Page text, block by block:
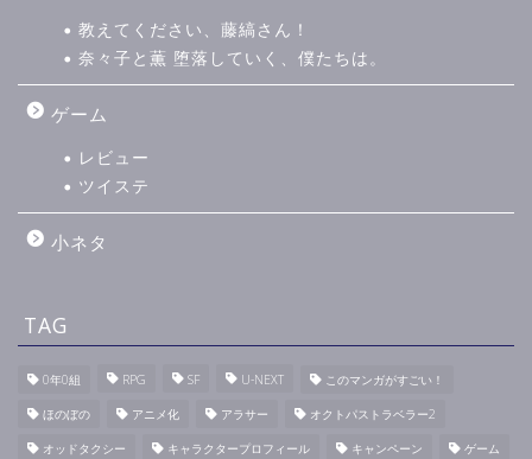
教えてください、藤縞さん！
奈々子と薫 堕落していく、僕たちは。
ゲーム
レビュー
ツイステ
小ネタ
TAG
0年0組 RPG SF U-NEXT このマンガがすごい！
ほのぼの アニメ化 アラサー オクトパストラベラー2
オッドタクシー キャラクタープロフィール キャンペーン ゲーム